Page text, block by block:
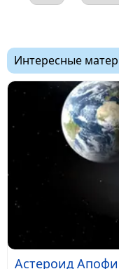
Интересные
Астероид